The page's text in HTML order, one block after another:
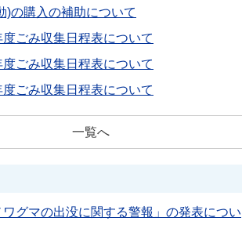
)の購入の補助について
ごみ収集日程表について
ごみ収集日程表について
ごみ収集日程表について
一覧へ
ワグマの出没に関する警報」の発表につい